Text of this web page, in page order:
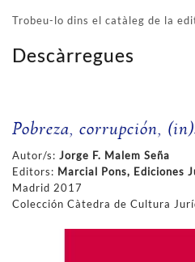
Trobeu-lo dins el catàleg de la
Descàrregues
Pobreza, corrupción,
Autor/s: Jorge F. Malem Seña
Editors: Marcial Pons, Ediciones
Madrid 2017
Colección Càtedra de Cultura